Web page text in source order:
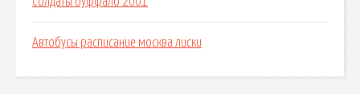
Автобусы расписание москва лиски